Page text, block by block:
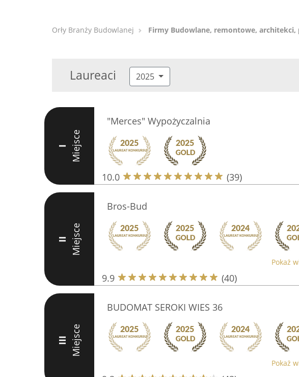
Orły Branży Budowlanej Firmy Budowlane, remontowe,
Laureaci 2025
I Miejsce
"Merces" Wypożyczalnia
10.0 (39)
II Miejsce
Bros-Bud
Pokaż
9.9 (40)
III Miejsce
BUDOMAT SEROKI WIES 36
Pokaż